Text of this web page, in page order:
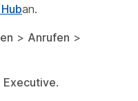
an.
> Anrufen >
Executive.